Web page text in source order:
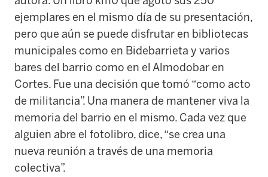
ejemplares en el mismo día de su presentación,
pero que aún se puede disfrutar en bibliotecas
municipales como en Bidebarrieta y varios
bares del barrio como en el Almodobar en
Cortes. Fue una decisión que tomó “como acto
de militancia”. Una manera de mantener viva la
memoria del barrio en el mismo. Cada vez que
alguien abre el fotolibro, dice, “se crea una
nueva reunión a través de una memoria
colectiva”.